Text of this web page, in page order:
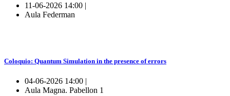
11-06-2026 14:00 |
Aula Federman
Coloquio: Quantum Simulation in the presence of errors
04-06-2026 14:00 |
Aula Magna. Pabellon 1